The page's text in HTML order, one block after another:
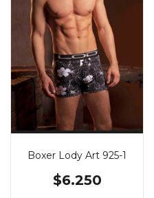
Boxer Lody Art 925-1
$6.250